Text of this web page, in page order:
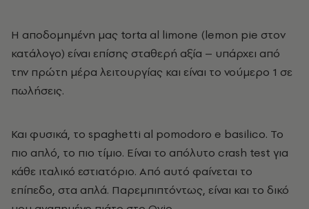
Η αποδομημένη μας torta al limone (lemon pie στον
κατάλογο) είναι επίσης σταθερή αξία – υπάρχει από
την πρώτη μέρα λειτουργίας και είναι το νούμερο 1 σε
πωλήσεις.
Και φυσικά, το spaghetti al pomodoro e basilico. Το
πιο απλό, το πιο τίμιο. Είναι το απόλυτο crash test για
κάθε ιταλικό εστιατόριο. Από αυτό φαίνεται το
επίπεδο, στα απλά. Παρεμπιπτόντως, είναι και το δικό